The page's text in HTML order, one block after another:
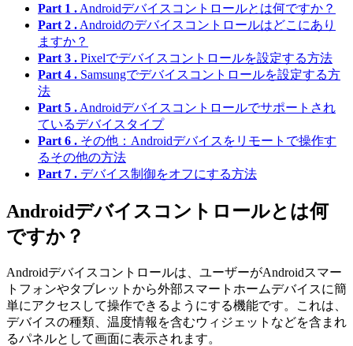
Part 1 . Androidデバイスコントロールとは何ですか？
Part 2 . Androidのデバイスコントロールはどこにあり
ますか？
Part 3 . Pixelでデバイスコントロールを設定する方法
Part 4 . Samsungでデバイスコントロールを設定する方
法
Part 5 . Androidデバイスコントロールでサポートされ
ているデバイスタイプ
Part 6 . その他：Androidデバイスをリモートで操作す
るその他の方法
Part 7 . デバイス制御をオフにする方法
Androidデバイスコントロールとは何
ですか？
Androidデバイスコントロールは、ユーザーがAndroidスマー
トフォンやタブレットから外部スマートホームデバイスに簡
単にアクセスして操作できるようにする機能です。これは、
デバイスの種類、温度情報を含むウィジェットなどを含まれ
るパネルとして画面に表示されます。